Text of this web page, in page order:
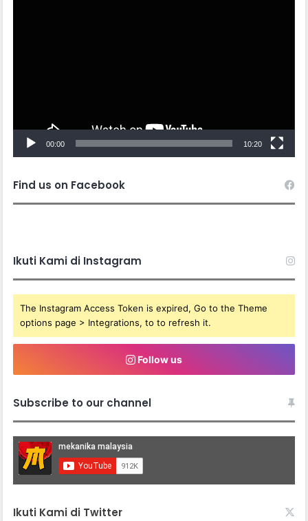
00:00 10:20
Find us on Facebook
Ikuti Kami di Instagram
The Instagram Access Token is expired, Go to the Theme
options page > Integrations, to to refresh it.
Follow us
Subscribe to our channel
Ikuti Kami di Twitter